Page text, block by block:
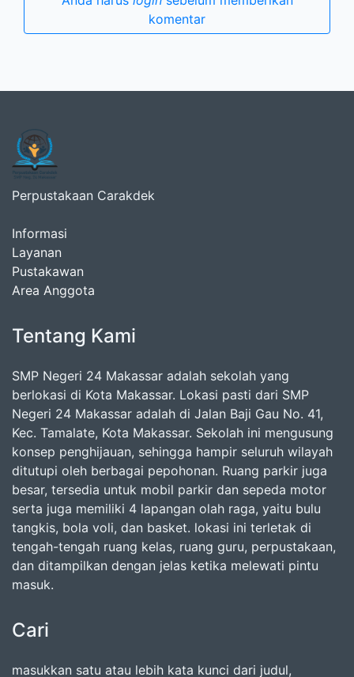
komentar
Perpustakaan Carakdek
Informasi
Layanan
Pustakawan
Area Anggota
Tentang Kami
SMP Negeri 24 Makassar adalah sekolah yang
berlokasi di Kota Makassar. Lokasi pasti dari SMP
Negeri 24 Makassar adalah di Jalan Baji Gau No. 41,
Kec. Tamalate, Kota Makassar. Sekolah ini mengusung
konsep penghijauan, sehingga hampir seluruh wilayah
ditutupi oleh berbagai pepohonan. Ruang parkir juga
besar, tersedia untuk mobil parkir dan sepeda motor
serta juga memiliki 4 lapangan olah raga, yaitu bulu
tangkis, bola voli, dan basket. lokasi ini terletak di
tengah-tengah ruang kelas, ruang guru, perpustakaan,
dan ditampilkan dengan jelas ketika melewati pintu
masuk.
Cari
masukkan satu atau lebih kata kunci dari judul,